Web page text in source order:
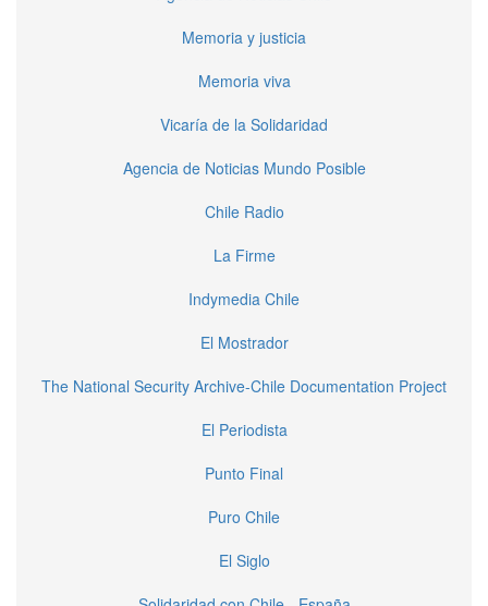
Memoria y justicia
Memoria viva
Vicaría de la Solidaridad
Agencia de Noticias Mundo Posible
Chile Radio
La Firme
Indymedia Chile
El Mostrador
The National Security Archive-Chile Documentation Project
El Periodista
Punto Final
Puro Chile
El Siglo